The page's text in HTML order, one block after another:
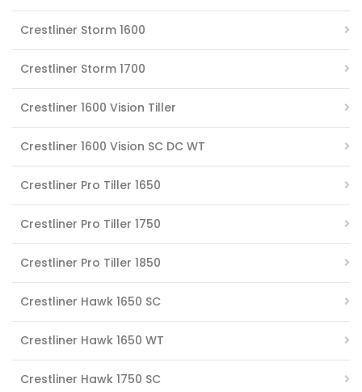
Crestliner Storm 1600
Crestliner Storm 1700
Crestliner 1600 Vision Tiller
Crestliner 1600 Vision SC DC WT
Crestliner Pro Tiller 1650
Crestliner Pro Tiller 1750
Crestliner Pro Tiller 1850
Crestliner Hawk 1650 SC
Crestliner Hawk 1650 WT
Crestliner Hawk 1750 SC